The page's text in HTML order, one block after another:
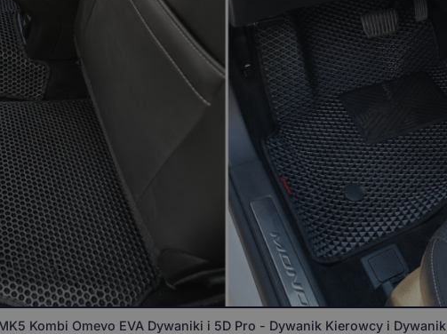
Kombi Omevo EVA Dywaniki i 5D Pro - Dywanik Kierowcy i